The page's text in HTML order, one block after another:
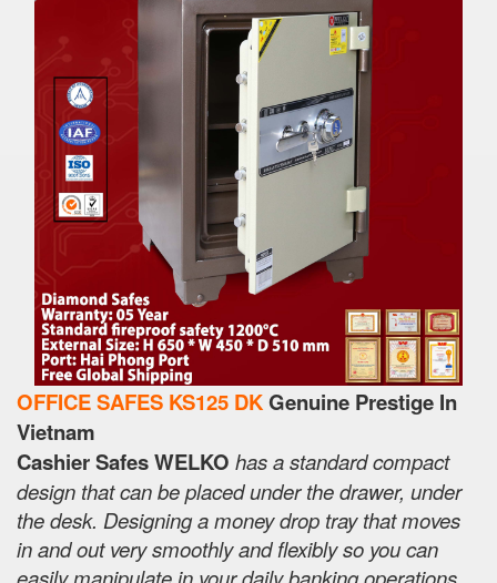
OFFICE SAFES KS125 DKGenuine Prestige In
Vietnam
Cashier Safes WELKO has a standard compact
design that can be placed under the drawer, under
the desk. Designing a money drop tray that moves
in and out very smoothly and flexibly so you can
easily manipulate in your daily banking operations.